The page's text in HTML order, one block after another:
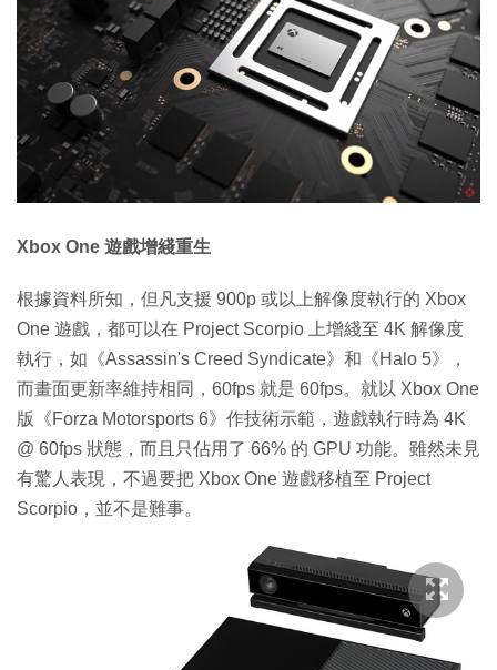
Xbox One 遊戲增綫重生
根據資料所知，但凡支援 900p 或以上解像度執行的 Xbox
One 遊戲，都可以在 Project Scorpio 上增綫至 4K 解像度
執行，如《Assassin's Creed Syndicate》和《Halo 5》，
而畫面更新率維持相同，60fps 就是 60fps。就以 Xbox One
版《Forza Motorsports 6》作技術示範，遊戲執行時為 4K
@ 60fps 狀態，而且只佔用了 66% 的 GPU 功能。雖然未見
有驚人表現，不過要把 Xbox One 遊戲移植至 Project
Scorpio，並不是難事。